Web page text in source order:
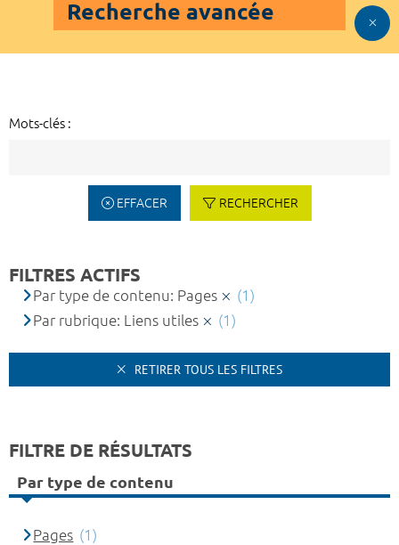
Recherche avancée
Mots-clés :
EFFACER RECHERCHER
FILTRES ACTIFS
Par type de contenu: Pages
(1)
Par rubrique: Liens utiles
(1)
RETIRER TOUS LES FILTRES
FILTRE DE RÉSULTATS
Par type de contenu
Pages (1)